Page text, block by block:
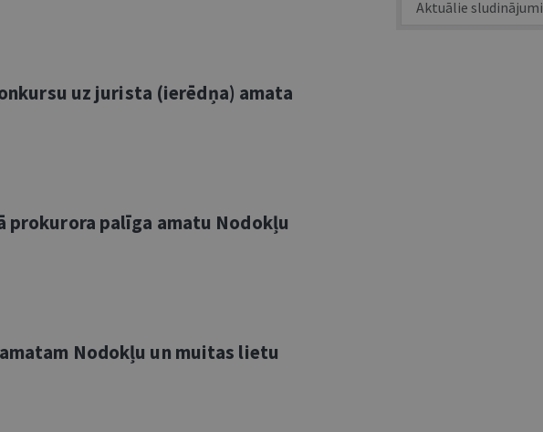
uz jurista (ierēdņa) amata
prokurora palīga amatu Nodokļu
Nodokļu un muitas lietu
Aktuālie sludinājumi